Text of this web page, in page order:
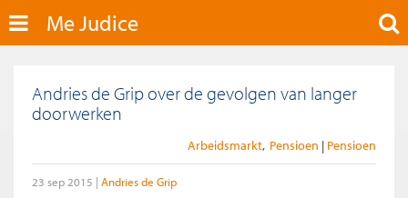
Me Judice
Andries de Grip over de gevolgen van langer
doorwerken
Arbeidsmarkt Pensioen Pensioen
23 sep 2015 Andries de Grip